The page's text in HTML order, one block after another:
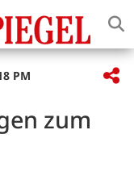
PM
zum